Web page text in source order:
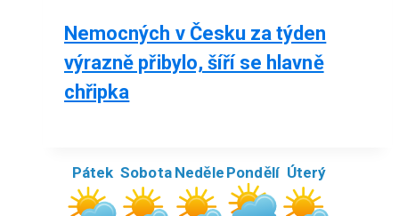
Nemocných v Česku za týden
výrazně přibylo, šíří se hlavně
chřipka
Pátek Sobota Neděle Pondělí Úterý